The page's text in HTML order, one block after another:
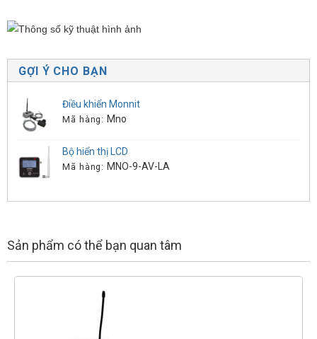
GỢI Ý CHO BẠN
Điều khiển Monnit
Mã hàng: Mno
Bộ hiển thị LCD
Mã hàng: MNO-9-AV-LA
Sản phẩm có thể bạn quan tâm